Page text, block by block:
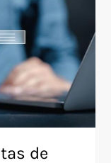
de